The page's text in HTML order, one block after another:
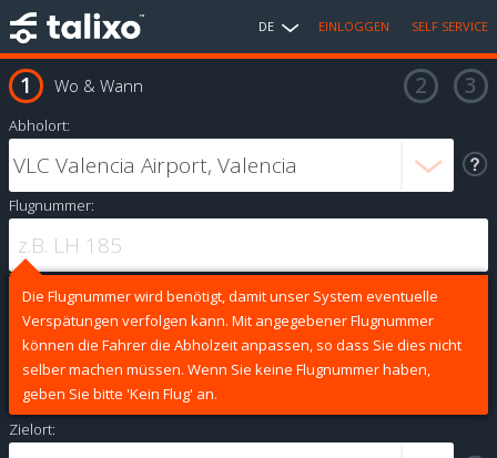
DE EINLOGGEN SELF SERVICE
Wo & Wann
Abholort:
Flugnummer:
Die Flugnummer wird benötigt, damit unser System eventuelle
Verspätungen verfolgen kann. Mit angegebener Flugnummer
können die Fahrer die Abholzeit anpassen, so dass Sie dies nicht
selber machen müssen. Wenn Sie keine Flugnummer haben,
geben Sie bitte 'Kein Flug' an.
Zielort: